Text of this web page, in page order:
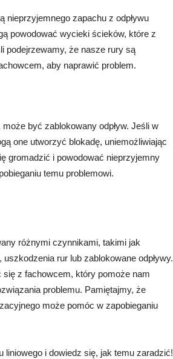
zapachu z odpływu
powodować wycieki ścieków, które z
podejrzewamy, że nasze rury są
aby naprawić problem.
być zablokowany odpływ. Jeśli w
one utworzyć blokadę, uniemożliwiając
gromadzić i powodować nieprzyjemny
temu problemowi.
różnymi czynnikami, takimi jak
rur lub zablokowane odpływy.
z fachowcem, który pomoże nam
problemu. Pamiętajmy, że
może pomóc w zapobieganiu
liniowego i dowiedz się, jak temu zaradzić!